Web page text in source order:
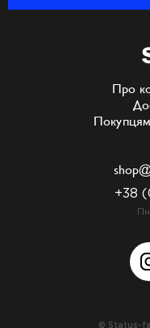
Про
Покупцям
+38
© Status-